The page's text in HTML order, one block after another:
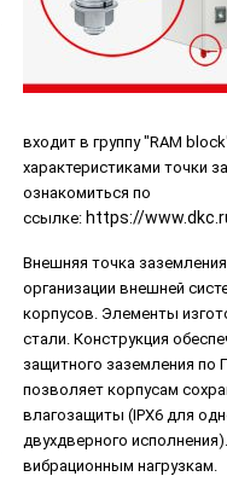
входит в группу "RAM
характеристиками точки
ознакомиться по
ссылке: https://
Внешняя точка
организации внешней
корпусов. Элементы
стали. Конструкция
защитного заземления по
позволяет корпусам
влагозащиты (IPХ6 для
двухдверного
вибрационным нагрузкам.